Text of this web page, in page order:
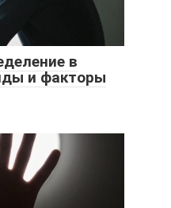
в
и факторы